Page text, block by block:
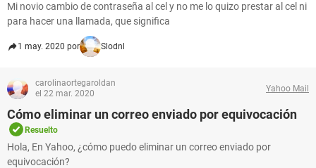
Mi novio cambio de contraseña al cel y no me lo quizo prestar al cel ni
para hacer una llamada, que significa
1 may. 2020 por Slodnl
carolinaortegaroldan
el 22 mar. 2020
Yahoo Mail
Cómo eliminar un correo enviado por equivocación
Resuelto
Hola, En Yahoo, ¿cómo puedo eliminar un correo enviado por
equivocación?